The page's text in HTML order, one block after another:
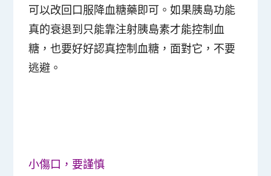
可以改回口服降血糖藥即可。如果胰島功能
真的衰退到只能靠注射胰島素才能控制血
糖，也要好好認真控制血糖，面對它，不要
逃避。
小傷口，要謹慎